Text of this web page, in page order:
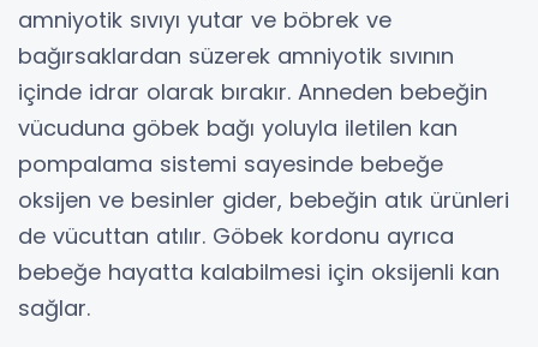
amniyotik sıvıyı yutar ve böbrek ve
bağırsaklardan süzerek amniyotik sıvının
içinde idrar olarak bırakır. Anneden bebeğin
vücuduna göbek bağı yoluyla iletilen kan
pompalama sistemi sayesinde bebeğe
oksijen ve besinler gider, bebeğin atık ürünleri
de vücuttan atılır. Göbek kordonu ayrıca
bebeğe hayatta kalabilmesi için oksijenli kan
sağlar.